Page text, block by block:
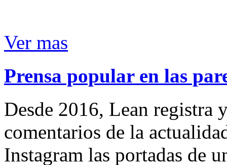
Ver mas
Prensa popular en las
Desde 2016, Lean registra
comentarios de la
Instagram las portadas de